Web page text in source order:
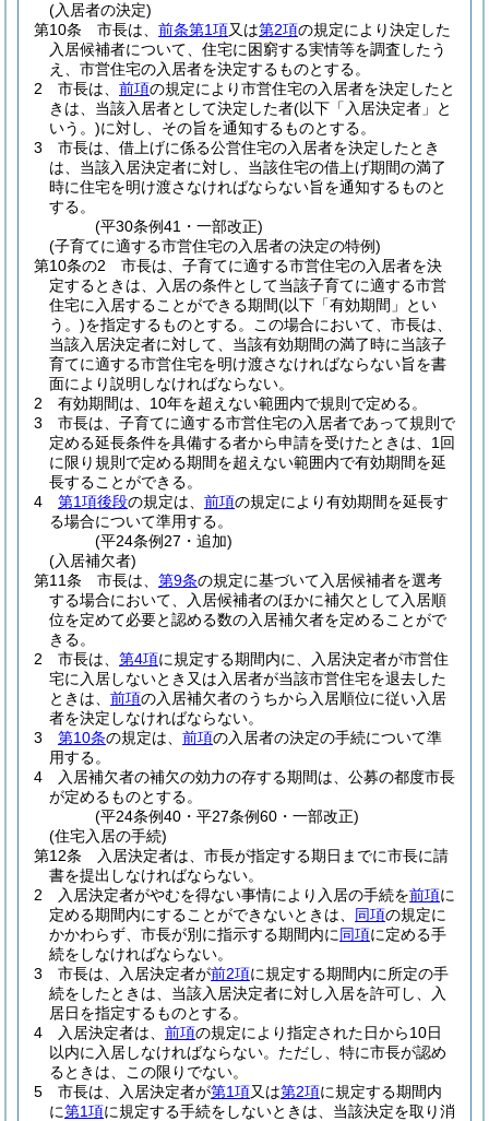
(入居者の決定)
第10条
市長は、 前条第1項又は第2項の規定により決定した
入居候補者について、住宅に困窮する実情等を調査したう
え、市営住宅の入居者を決定するものとする。
2
市長は、 前項の規定により市営住宅の入居者を決定したと
きは、当該入居者として決定した者(以下「入居決定者」と
いう。)に対し、その旨を通知するものとする。
3
市長は、借上げに係る公営住宅の入居者を決定したとき
は、当該入居決定者に対し、当該住宅の借上げ期間の満了
時に住宅を明け渡さなければならない旨を通知するものと
する。
(平30条例41・一部改正)
(子育てに適する市営住宅の入居者の決定の特例)
第10条の2
市長は、子育てに適する市営住宅の入居者を決
定するときは、入居の条件として当該子育てに適する市営
住宅に入居することができる期間(以下「有効期間」とい
う。)を指定するものとする。
この場合において、市長は、
当該入居決定者に対して、当該有効期間の満了時に当該子
育てに適する市営住宅を明け渡さなければならない旨を書
面により説明しなければならない。
2
有効期間は、10年を超えない範囲内で規則で定める。
3
市長は、子育てに適する市営住宅の入居者であって規則で
定める延長条件を具備する者から申請を受けたときは、1回
に限り規則で定める期間を超えない範囲内で有効期間を延
長することができる。
4
第1項後段の規定は、 前項の規定により有効期間を延長す
る場合について準用する。
(平24条例27・追加)
(入居補欠者)
第11条
市長は、 第9条の規定に基づいて入居候補者を選考
する場合において、入居候補者のほかに補欠として入居順
位を定めて必要と認める数の入居補欠者を定めることがで
きる。
2
市長は、 第4項に規定する期間内に、入居決定者が市営住
宅に入居しないとき又は入居者が当該市営住宅を退去した
ときは、 前項の入居補欠者のうちから入居順位に従い入居
者を決定しなければならない。
3
第10条の規定は、 前項の入居者の決定の手続について準
用する。
4
入居補欠者の補欠の効力の存する期間は、公募の都度市長
が定めるものとする。
(平24条例40・平27条例60・一部改正)
(住宅入居の手続)
第12条
入居決定者は、市長が指定する期日までに市長に請
書を提出しなければならない。
2
入居決定者がやむを得ない事情により入居の手続を前項に
定める期間内にすることができないときは、 同項の規定に
かかわらず、市長が別に指示する期間内に同項に定める手
続をしなければならない。
3
市長は、入居決定者が前2項に規定する期間内に所定の手
続をしたときは、当該入居決定者に対し入居を許可し、入
居日を指定するものとする。
4
入居決定者は、 前項の規定により指定された日から10日
以内に入居しなければならない。 ただし、特に市長が認め
るときは、この限りでない。
5
市長は、入居決定者が第1項又は第2項に規定する期間内
に第1項に規定する手続をしないときは、当該決定を取り消